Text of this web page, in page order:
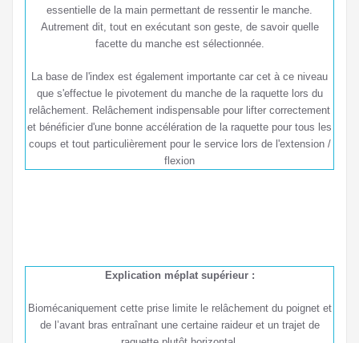
essentielle de la main permettant de ressentir le manche.
Autrement dit, tout en exécutant son geste, de savoir quelle
facette du manche est sélectionnée.
La base de l'index est également importante car cet à ce niveau
que s'effectue le pivotement du manche de la raquette lors du
relâchement. Relâchement indispensable pour lifter correctement
et bénéficier d'une bonne accélération de la raquette pour tous les
coups et tout particulièrement pour le service lors de l'extension /
flexion
Explication méplat supérieur :
Biomécaniquement cette prise limite le relâchement du poignet et
de l’avant bras entraînant une certaine raideur et un trajet de